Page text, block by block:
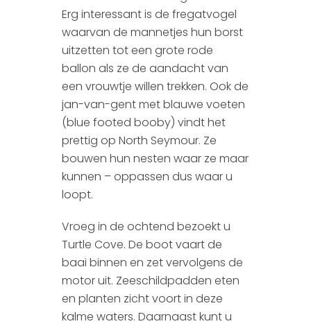
Erg interessant is de fregatvogel
waarvan de mannetjes hun borst
uitzetten tot een grote rode
ballon als ze de aandacht van
een vrouwtje willen trekken. Ook de
jan-van-gent met blauwe voeten
(blue footed booby) vindt het
prettig op North Seymour. Ze
bouwen hun nesten waar ze maar
kunnen – oppassen dus waar u
loopt.
Vroeg in de ochtend bezoekt u
Turtle Cove. De boot vaart de
baai binnen en zet vervolgens de
motor uit. Zeeschildpadden eten
en planten zicht voort in deze
kalme waters. Daarnaast kunt u